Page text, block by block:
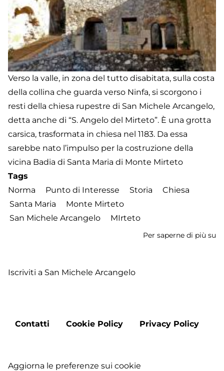
Verso la valle, in zona del tutto disabitata, sulla costa
della collina che guarda verso Ninfa, si scorgono i
resti della chiesa rupestre di San Michele Arcangelo,
detta anche di “S. Angelo del Mirteto”. È una grotta
carsica, trasformata in chiesa nel 1183. Da essa
sarebbe nato l’impulso per la costruzione della
vicina Badia di Santa Maria di Monte Mirteto
Tags
Norma
Punto di Interesse Storia
Chiesa
Santa Maria
Monte Mirteto
San Michele Arcangelo
MIrteto
Per saperne di più su
Iscriviti a San Michele Arcangelo
Footer
Contatti Cookie Policy Privacy Policy
Aggiorna le preferenze sui cookie